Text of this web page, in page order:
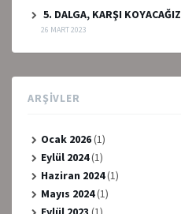
5. DALGA, KARŞI KOYACAĞIZ
26 MART 2023
ARŞIVLER
Ocak 2026(1)
Eylül 2024(1)
Haziran 2024(1)
Mayıs 2024(1)